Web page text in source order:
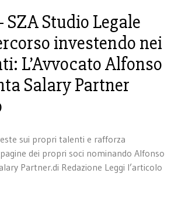
Studio Legale
investendo nei
L’Avvocato Alfonso
Salary Partner
sui propri talenti e rafforza
dei propri soci nominando Alfonso
Partner.di Redazione Leggi l’articolo